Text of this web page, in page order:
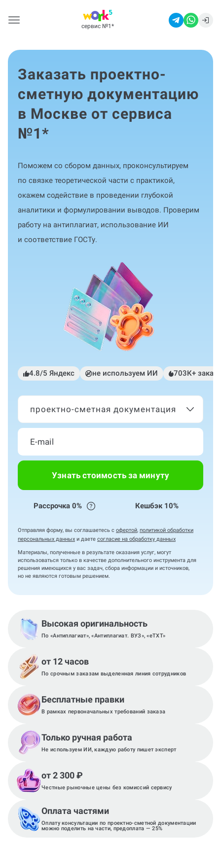
сервис №1 *
Заказать проектно-
сметную документацию
в Москве от сервиса
№1*
Поможем со сбором данных, проконсультируем
по связке теоретической части с практикой,
окажем содействие в проведении глубокой
аналитики и формулировании выводов. Проверим
работу на антиплагиат, использование ИИ
и соответствие ГОСТу.
4.8/5 Яндекс не используем ИИ 703К+
проектно-сметная документация
Узнать стоимость за минуту
Рассрочка 0% Кешбэк 10%
Отправляя форму, вы соглашаетесь с офертой, политикой обработки
персональных данных и даете согласие на обработку данных
Материалы, полученные в результате оказания услуг, могут
использоваться только в качестве дополнительного инструмента для
решения имеющихся у вас задач, сбора информации и источников,
но не являются готовым решением.
Высокая оригинальность
По «Антиплагиат», «Антиплагиат. ВУЗ», «eTXT»
от 12 часов
По срочным заказам выделенная линия сотрудников
Бесплатные правки
В рамках первоначальных требований заказа
Только ручная работа
Не используем ИИ, каждую работу пишет эксперт
от 2 300 ₽
Честные рыночные цены без комиссий сервису
Оплата частями
Оплату консультации по проектно-сметной документации
можно поделить на части, предоплата — 25%